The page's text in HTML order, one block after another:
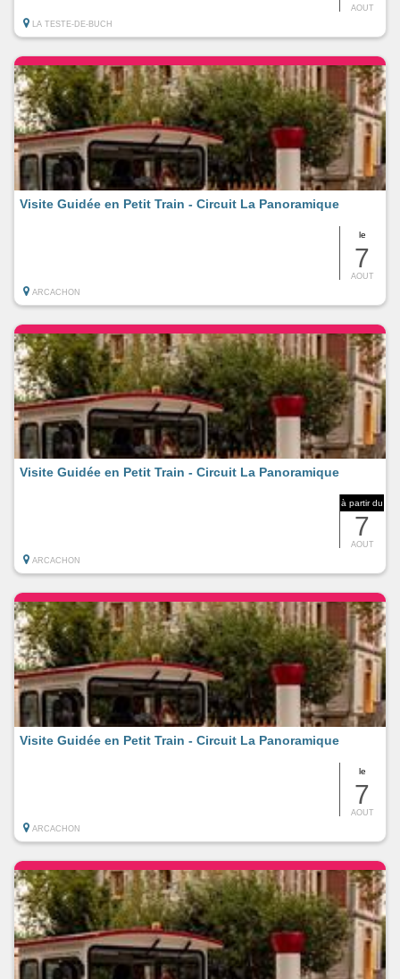
AOUT
LA TESTE-DE-BUCH
le
7
AOUT
Visite Guidée en Petit Train - Circuit La Panoramique
ARCACHON
à partir du
7
AOUT
Visite Guidée en Petit Train - Circuit La Panoramique
ARCACHON
le
7
AOUT
Visite Guidée en Petit Train - Circuit La Panoramique
ARCACHON